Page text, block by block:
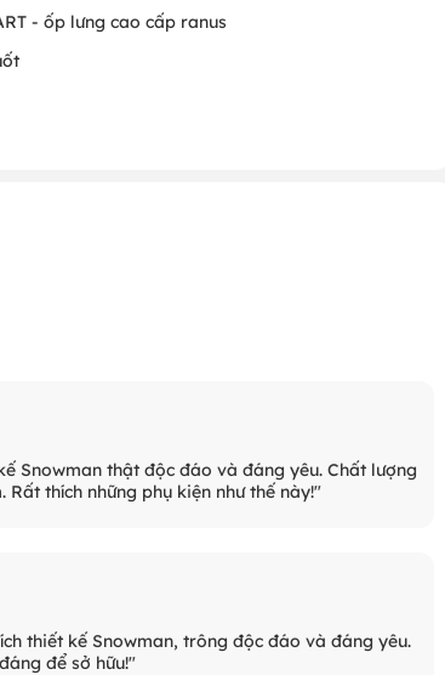
- ốp lưng cao cấp ranus
Snowman thật độc đáo và đáng yêu. Chất lượng
thích những phụ kiện như thế này!"
thiết kế Snowman, trông độc đáo và đáng yêu.
để sở hữu!"